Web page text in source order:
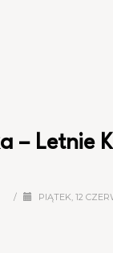
– Letnie
/ PIĄTEK, 12